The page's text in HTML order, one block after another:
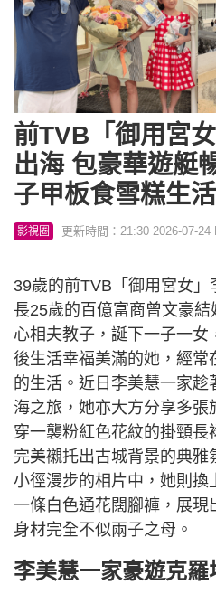
前TVB「御用宮
出海 包豪華遊艇
子甲板食雪糕生
影視圈 更新時間：21:30 2026-07-24
39歲的前TVB「御用宮女
長25歲的百億富商曾文豪
心相夫教子，誕下一子一
後生活幸福美滿的她，經常
的生活。近日李美慧一家趁
海之旅，她亦大方分享多張
穿一襲粉紅色花紋的掛頸長
完美襯托出古城背景的典
小徑漫步的相片中，她則換
一條白色通花闊腳褲，展現
身材完全不似兩子之母。
李美慧一家豪遊克羅